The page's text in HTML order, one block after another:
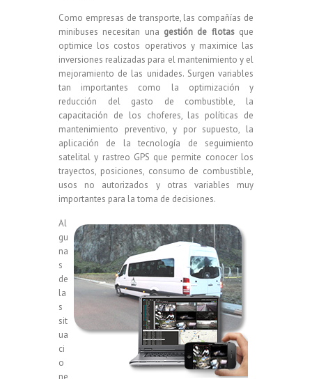
Como empresas de transporte, las compañías de
minibuses necesitan una gestión de flotasque
optimice los costos operativos y maximice las
inversiones realizadas para el mantenimiento y el
mejoramiento de las unidades. Surgen variables
tan importantes como la optimización y
reducción del gasto de combustible, la
capacitación de los choferes, las políticas de
mantenimiento preventivo, y por supuesto, la
aplicación de la tecnología de seguimiento
satelital y rastreo GPS que permite conocer los
trayectos, posiciones, consumo de combustible,
usos no autorizados y otras variables muy
importantes para la toma de decisiones.
Al
gu
na
s
de
la
s
sit
ua
ci
o
ne